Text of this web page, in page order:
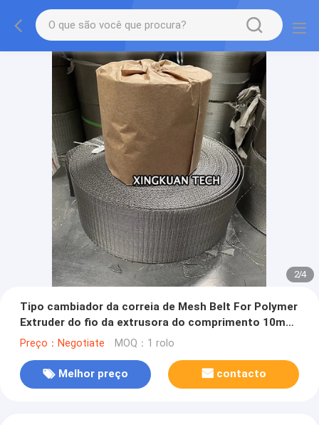
2/4
Tipo cambiador da correia de Mesh Belt For Polymer
Extruder do fio da extrusora do comprimento 10m
da tela
Preço：Negotiate MOQ：1 rolo
Melhor preço contacto